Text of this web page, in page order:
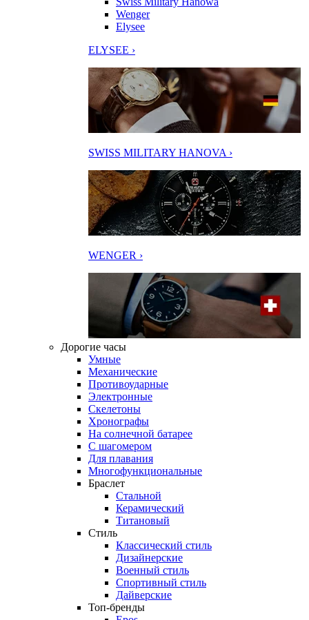
Wenger
Elysee
ELYSEE ›
SWISS MILITARY HANOVA ›
WENGER ›
Дорогие часы
Умные
Механические
Противоударные
Электронные
Скелетоны
Хронографы
На солнечной батарее
С шагомером
Для плавания
Многофункциональные
Браслет
Стальной
Керамический
Титановый
Стиль
Классический стиль
Дизайнерские
Военный стиль
Спортивный стиль
Дайверские
Топ-бренды